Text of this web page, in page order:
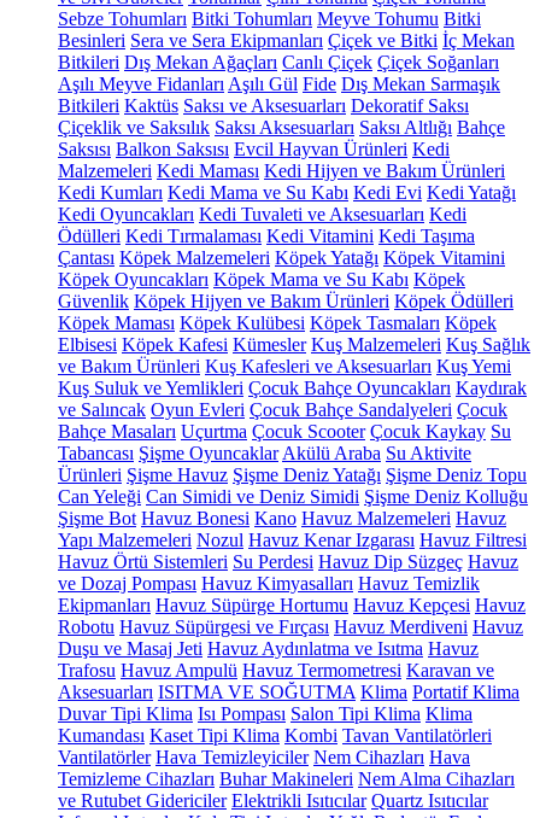
Sebze Tohumları Bitki Tohumları Meyve Tohumu Bitki
Besinleri Sera ve Sera Ekipmanları Çiçek ve Bitki İç Mekan
Bitkileri Dış Mekan Ağaçları Canlı Çiçek Çiçek Soğanları
Aşılı Meyve Fidanları Aşılı Gül Fide Dış Mekan Sarmaşık
Bitkileri Kaktüs Saksı ve Aksesuarları Dekoratif Saksı
Çiçeklik ve Saksılık Saksı Aksesuarları Saksı Altlığı Bahçe
Saksısı Balkon Saksısı Evcil Hayvan Ürünleri Kedi
Malzemeleri Kedi Maması Kedi Hijyen ve Bakım Ürünleri
Kedi Kumları Kedi Mama ve Su Kabı Kedi Evi Kedi Yatağı
Kedi Oyuncakları Kedi Tuvaleti ve Aksesuarları Kedi
Ödülleri Kedi Tırmalaması Kedi Vitamini Kedi Taşıma
Çantası Köpek Malzemeleri Köpek Yatağı Köpek Vitamini
Köpek Oyuncakları Köpek Mama ve Su Kabı Köpek
Güvenlik Köpek Hijyen ve Bakım Ürünleri Köpek Ödülleri
Köpek Maması Köpek Kulübesi Köpek Tasmaları Köpek
Elbisesi Köpek Kafesi Kümesler Kuş Malzemeleri Kuş Sağlık
ve Bakım Ürünleri Kuş Kafesleri ve Aksesuarları Kuş Yemi
Kuş Suluk ve Yemlikleri Çocuk Bahçe Oyuncakları Kaydırak
ve Salıncak Oyun Evleri Çocuk Bahçe Sandalyeleri Çocuk
Bahçe Masaları Uçurtma Çocuk Scooter Çocuk Kaykay Su
Tabancası Şişme Oyuncaklar Akülü Araba Su Aktivite
Ürünleri Şişme Havuz Şişme Deniz Yatağı Şişme Deniz Topu
Can Yeleği Can Simidi ve Deniz Simidi Şişme Deniz Kolluğu
Şişme Bot Havuz Bonesi Kano Havuz Malzemeleri Havuz
Yapı Malzemeleri Nozul Havuz Kenar Izgarası Havuz Filtresi
Havuz Örtü Sistemleri Su Perdesi Havuz Dip Süzgeç Havuz
ve Dozaj Pompası Havuz Kimyasalları Havuz Temizlik
Ekipmanları Havuz Süpürge Hortumu Havuz Kepçesi Havuz
Robotu Havuz Süpürgesi ve Fırçası Havuz Merdiveni Havuz
Duşu ve Masaj Jeti Havuz Aydınlatma ve Isıtma Havuz
Trafosu Havuz Ampulü Havuz Termometresi Karavan ve
Aksesuarları ISITMA VE SOĞUTMA Klima Portatif Klima
Duvar Tipi Klima Isı Pompası Salon Tipi Klima Klima
Kumandası Kaset Tipi Klima Kombi Tavan Vantilatörleri
Vantilatörler Hava Temizleyiciler Nem Cihazları Hava
Temizleme Cihazları Buhar Makineleri Nem Alma Cihazları
ve Rutubet Gidericiler Elektrikli Isıtıcılar Quartz Isıtıcılar